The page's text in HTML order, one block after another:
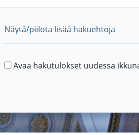
Näytä/piilota lisää hakuehtoja
Avaa hakutulokset uudessa